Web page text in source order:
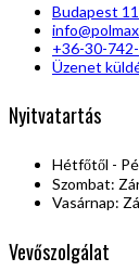
Budapest
+36-30-
Üzenet
Nyitvatartás
Hétfőtől -
Szombat:
Vasárnap:
Vevőszolgálat